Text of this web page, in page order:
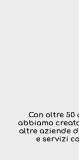
Con oltre 50
abbiamo
altre aziende
e servizi